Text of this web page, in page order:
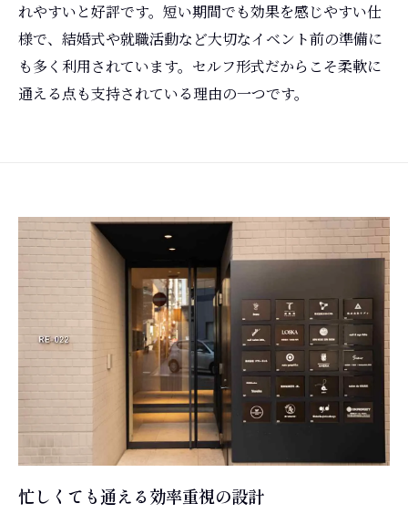
れやすいと好評です。短い期間でも効果を感じやすい仕
様で、結婚式や就職活動など大切なイベント前の準備に
も多く利用されています。セルフ形式だからこそ柔軟に
通える点も支持されている理由の一つです。
忙しくても通える効率重視の設計